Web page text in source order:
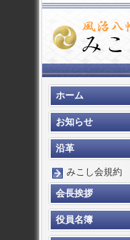
ホーム
お知らせ
沿革
みこし会規約
会長挨拶
役員名簿